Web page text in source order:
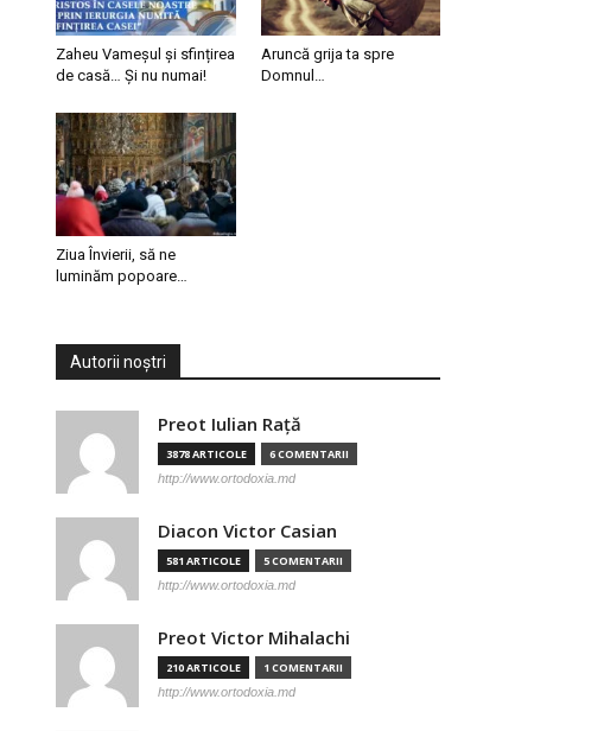
Zaheu Vameșul și sfințirea
de casă… Și nu numai!
Aruncă grija ta spre
Domnul…
Ziua Învierii, să ne
luminăm popoare…
Autorii noștri
Preot Iulian Raţă
3878 ARTICOLE 6 COMENTARII
http://www.ortodoxia.md
Diacon Victor Casian
581 ARTICOLE 5 COMENTARII
http://www.ortodoxia.md
Preot Victor Mihalachi
210 ARTICOLE 1 COMENTARII
http://www.ortodoxia.md